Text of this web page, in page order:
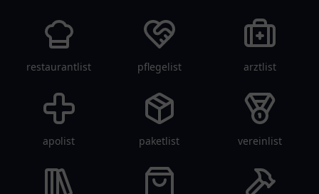
restaurantlist pflegelist arztlist
apolist paketlist vereinlist